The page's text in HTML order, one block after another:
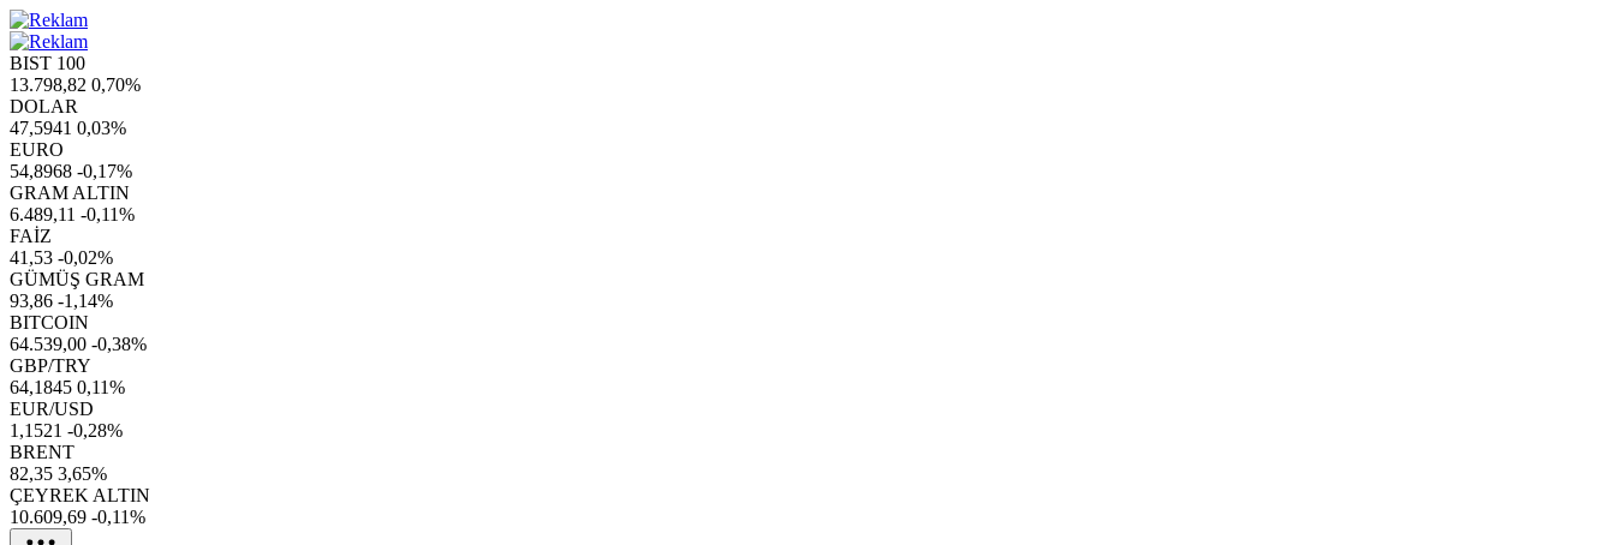
BIST 100
13.798,82 0,70%
DOLAR
47,5941 0,03%
EURO
54,8968 -0,17%
GRAM ALTIN
6.489,11 -0,11%
FAİZ
41,53 -0,02%
GÜMÜŞ GRAM
93,86 -1,14%
BITCOIN
64.539,00 -0,38%
GBP/TRY
64,1845 0,11%
EUR/USD
1,1521 -0,28%
BRENT
82,35 3,65%
ÇEYREK ALTIN
10.609,69 -0,11%